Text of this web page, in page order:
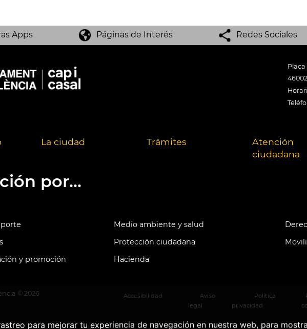
para mejorar tu experiencia de navegación en nuestra web, para
Apps Páginas de Interés Redes Sociales
La ciudad Trámites
Atención
ciudadana
por...
Medio ambiente y salud
Protección ciudadana
y promoción
Hacienda
© 2026 Accesibilidad
Aviso
legal
Política
privacidad